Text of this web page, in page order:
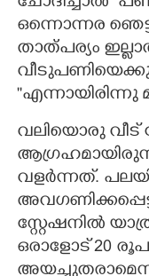
ഒന്നൊന്നര
താത്പര്യം
""എന്നായിരിന്നു
വലിയൊരു
വളർന്നത്.
സ്റ്റേഷനിൽ
ഒരാളോട് 20 രൂപ